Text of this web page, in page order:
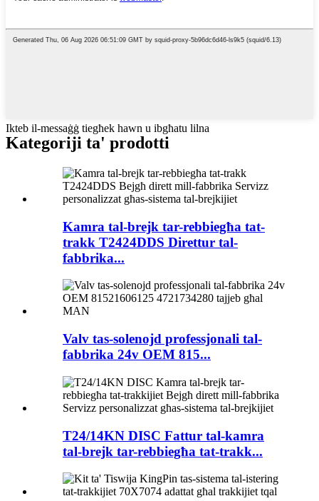
Ikteb il-messaġġ tiegħek hawn u ibgħatu lilna
Kategoriji ta' prodotti
Kamra tal-brejk tar-rebbiegħa tat-
trakk T2424DDS Direttur tal-
fabbrika...
Valv tas-solenojd professjonali tal-
fabbrika 24v OEM 815...
T24/14KN DISC Fattur tal-kamra
tal-brejk tar-rebbiegħa tat-trakk...